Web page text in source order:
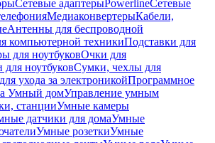
Сетевые адаптерыPowerlineСетевые
МедиаконвертерыКабели,
Антенны для беспроводной
компьютерной техникиПодставки для
для ноутбуковОчки для
для ноутбуковСумки, чехлы для
ухода за электроникойПрограммное
Умный домУправление умным
станцииУмные камеры
датчики для домаУмные
Умные розеткиУмные